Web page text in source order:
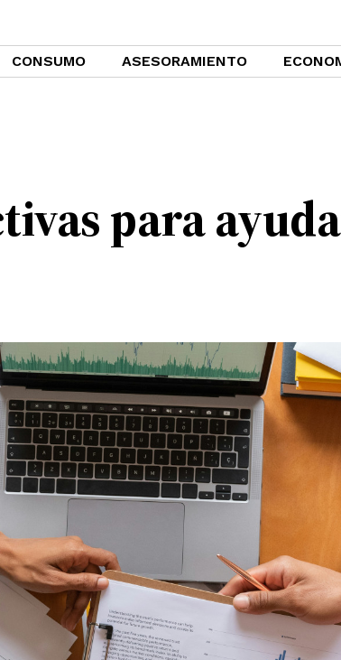
CONSUMO ASESORAMIENTO
para